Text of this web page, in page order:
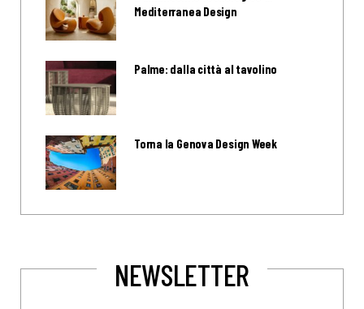
Mediterranea Design
Palme: dalla città al tavolino
Torna la Genova Design Week
NEWSLETTER